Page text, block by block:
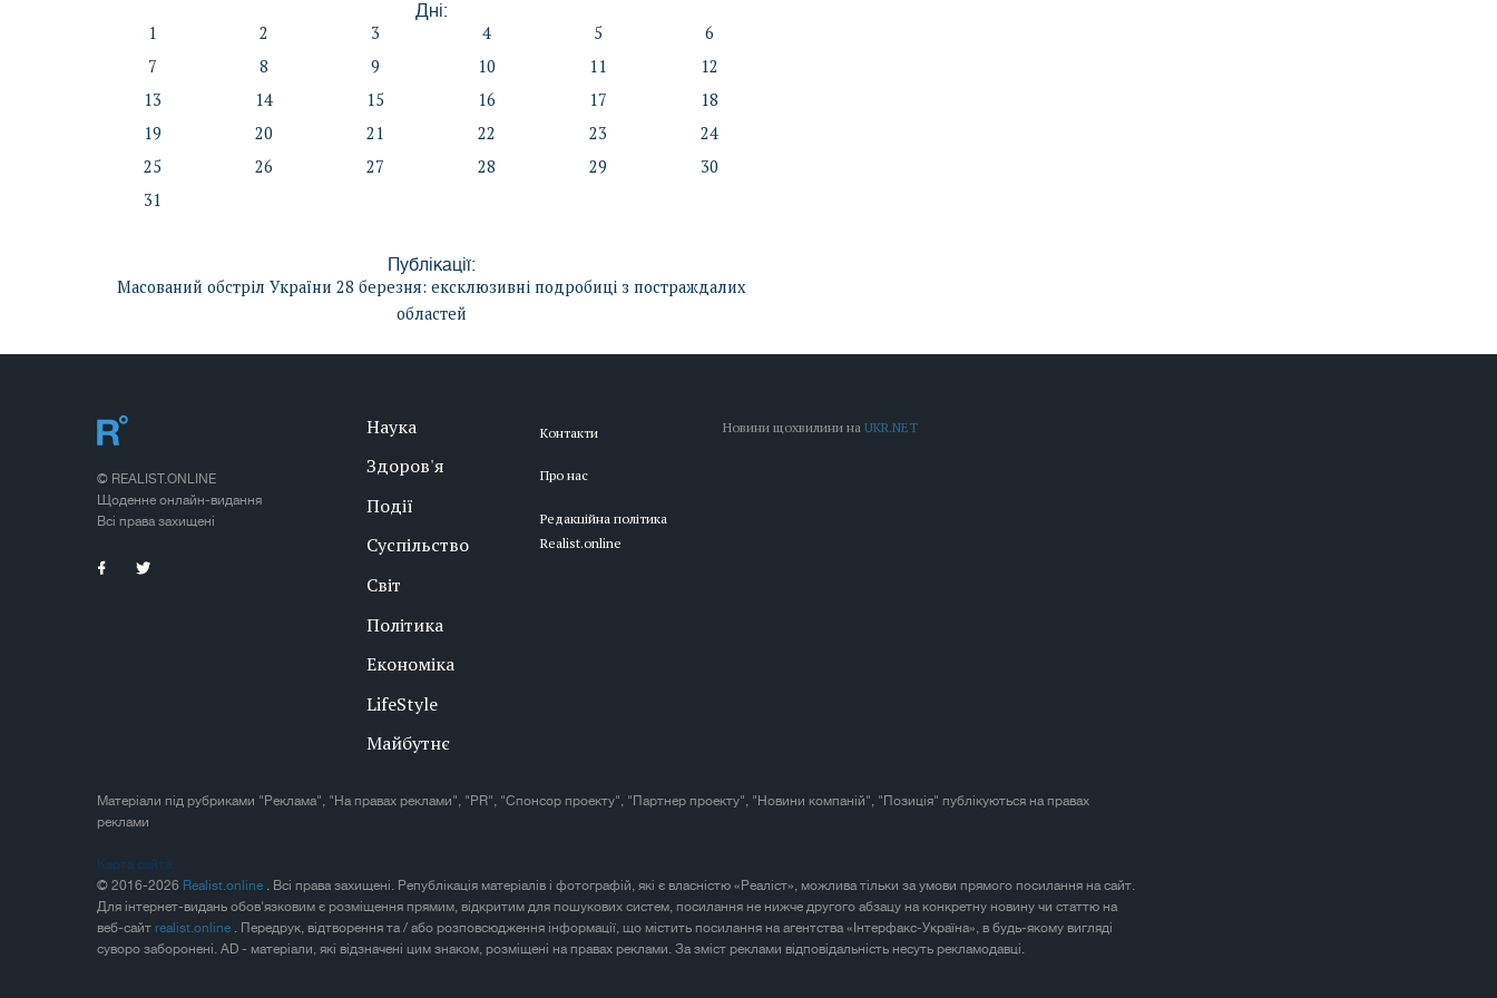
Дні:
1 2 3 4 5
6
7
8 9 10 11
12
13
14 15 16 17
18
19
20 21 22 23
24
25
26 27 28 29
30
31
Публікації:
Масований обстріл України 28 березня: ексклюзивні подробиці з постраждалих
областей
© REALIST.ONLINE
Щоденне онлайн-видання
Всі права захищені
Наука
Здоров'я
Події
Суспільство
Світ
Політика
Економіка
LifeStyle
Майбутнє
Контакти
Про нас
Редакційна політика
Realist.online
Новини щохвилини наUKR.NET
Матеріали під рубриками "Реклама", "На правах реклами", "PR", "Спонсор проекту", "Партнер проекту", "Новини компаній", "Позиція" публікуються на правах
реклами
Карта сайта
© 2016-2026 Realist.online . Всі права захищені. Републікація матеріалів і фотографій, які є власністю «Реаліст», можлива тільки за умови прямого посилання на сайт.
Для інтернет-видань обов'язковим є розміщення прямим, відкритим для пошукових систем, посилання не нижче другого абзацу на конкретну новину чи статтю на
веб-сайтrealist.online . Передрук, відтворення та / або розповсюдження інформації, що містить посилання на агентства «Інтерфакс-Україна», в будь-якому вигляді
суворо заборонені. AD - матеріали, які відзначені цим знаком, розміщені на правах реклами. За зміст реклами відповідальність несуть рекламодавці.